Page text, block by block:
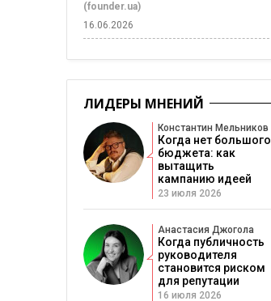
(founder.ua)
16.06.2026
ЛИДЕРЫ МНЕНИЙ
Константин Мельников
Когда нет большого
бюджета: как
вытащить
кампанию идеей
23 июля 2026
Анастасия Джогола
Когда публичность
руководителя
становится риском
для репутации
16 июля 2026